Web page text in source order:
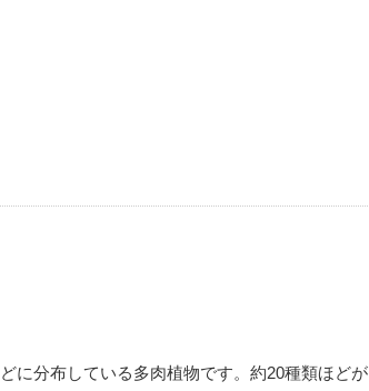
に分布している多肉植物です。約20種類ほどが